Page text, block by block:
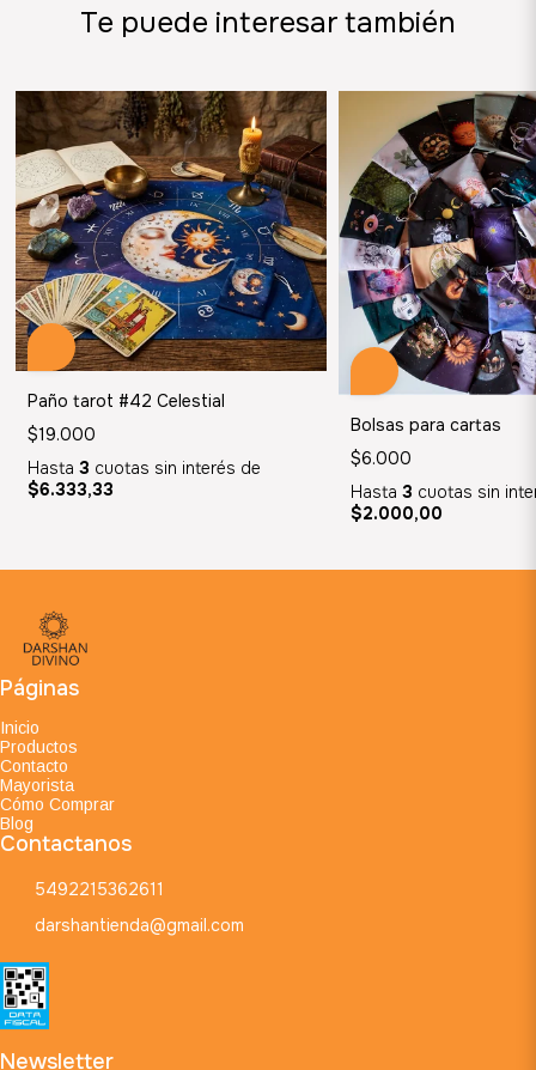
Te puede interesar también
Paño tarot #42 Celestial
$19.000
Hasta 3 cuotas sin interés de
$6.333,33
Bolsas para cartas
$6.000
Hasta3 cuotas sin
$2.000,00
Páginas
Inicio
Productos
Contacto
Mayorista
Cómo Comprar
Blog
Contactanos
5492215362611
darshantienda@gmail.com
Newsletter